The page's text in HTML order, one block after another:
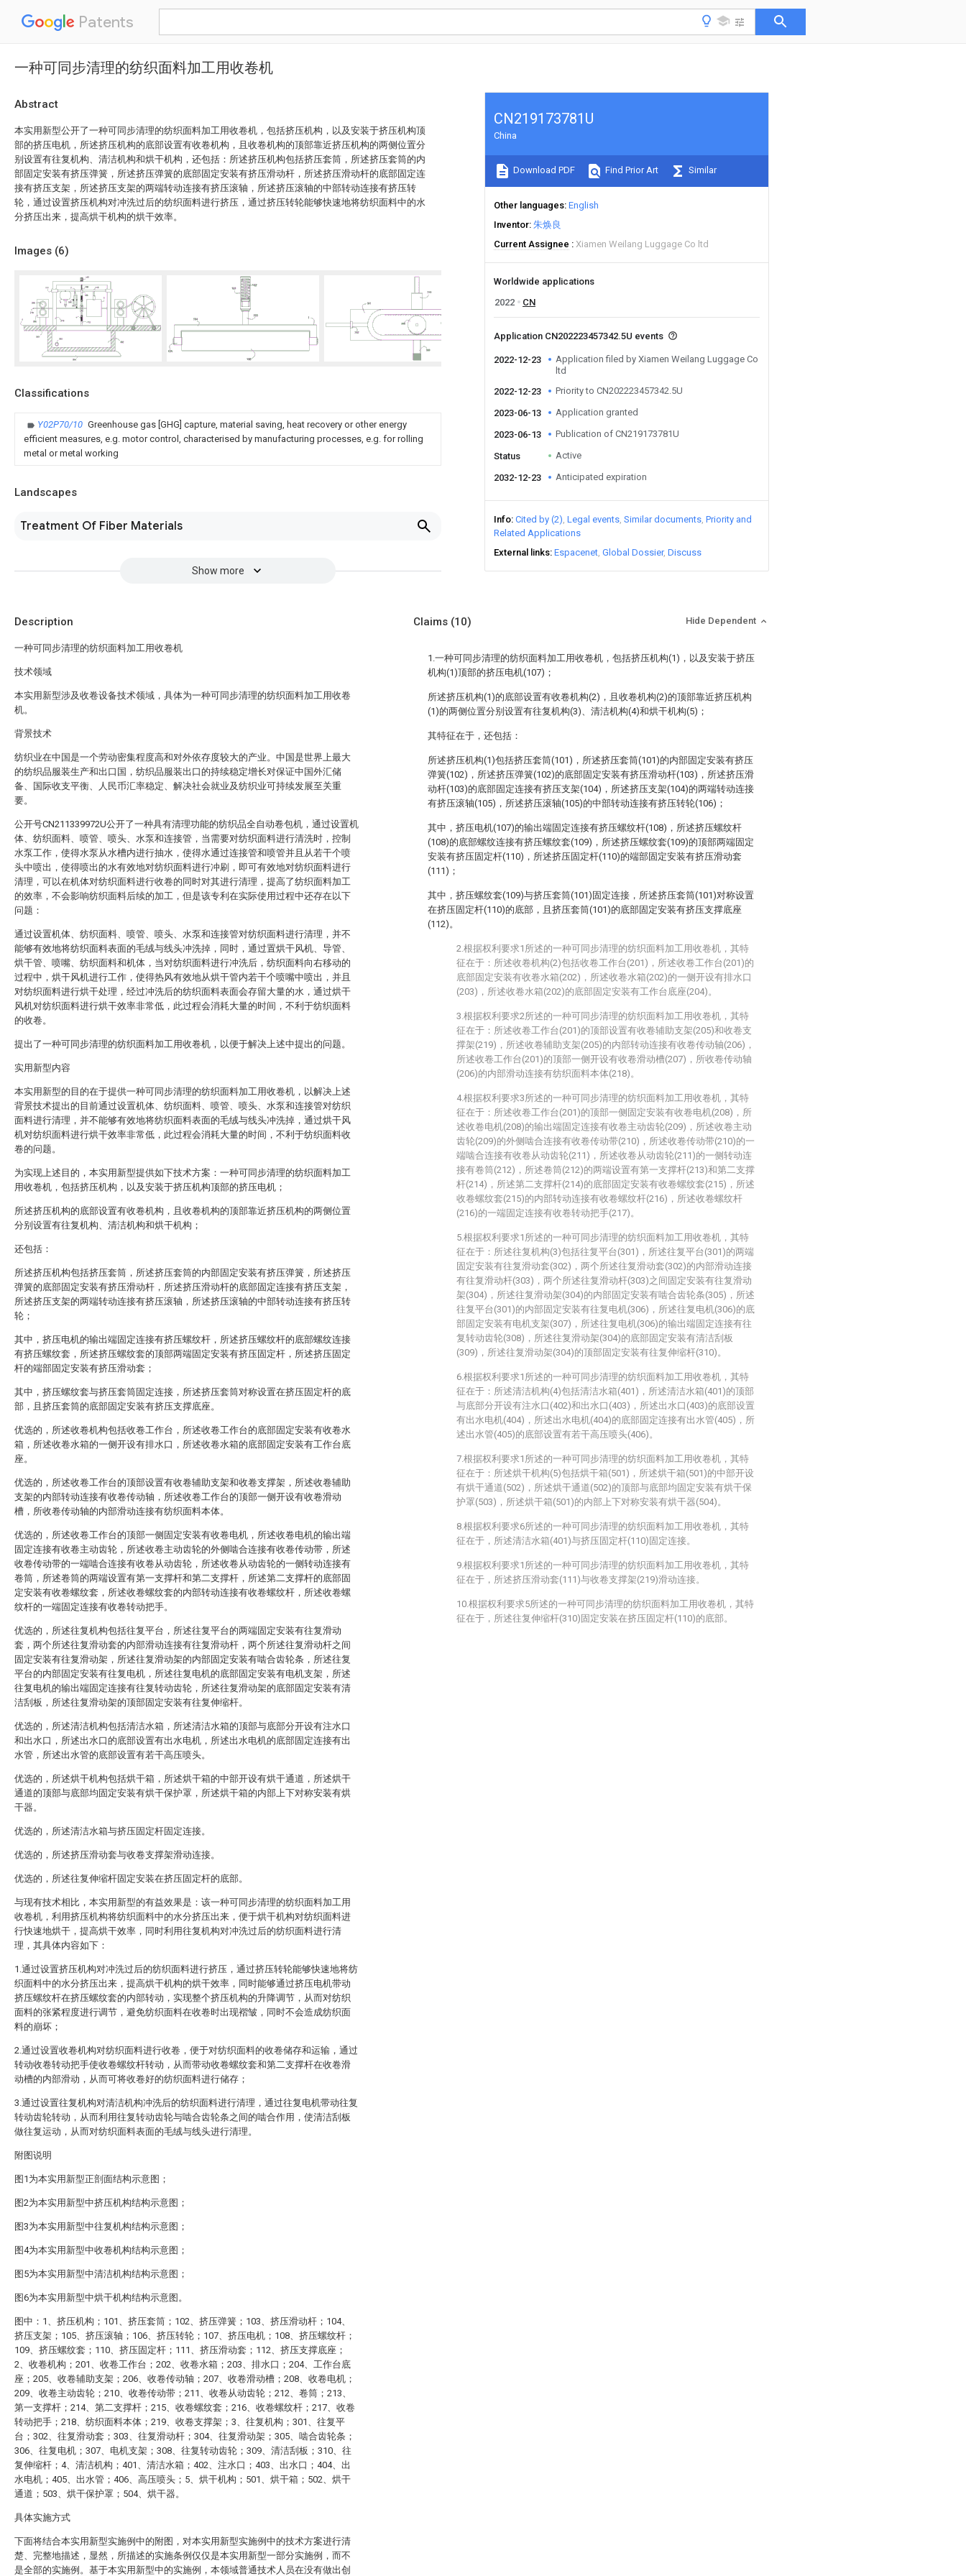
Patents
一种可同步清理的纺织面料加工用收卷机
Abstract
本实用新型公开了一种可同步清理的纺织面料加工用收卷机，包括挤压机构，以及安装于挤压机构顶
部的挤压电机，所述挤压机构的底部设置有收卷机构，且收卷机构的顶部靠近挤压机构的两侧位置分
别设置有往复机构、清洁机构和烘干机构，还包括：所述挤压机构包括挤压套筒，所述挤压套筒的内
部固定安装有挤压弹簧，所述挤压弹簧的底部固定安装有挤压滑动杆，所述挤压滑动杆的底部固定连
接有挤压支架，所述挤压支架的两端转动连接有挤压滚轴，所述挤压滚轴的中部转动连接有挤压转
轮，通过设置挤压机构对冲洗过后的纺织面料进行挤压，通过挤压转轮能够快速地将纺织面料中的水
分挤压出来，提高烘干机构的烘干效率。
Images (6)
Classifications
Y02P70/10 Greenhouse gas [GHG] capture, material saving, heat recovery or other energy
efficient measures, e.g. motor control, characterised by manufacturing processes, e.g. for rolling
metal or metal working
Landscapes
Treatment Of Fiber Materials
Show more
CN219173781U
China
Download PDF Find Prior Art Similar
Other languages English
Inventor 朱焕良
Current Assignee
Xiamen Weilang Luggage Co ltd
Worldwide applications
2022
CN
Application CN202223457342.5U events
2022-12-23
Application filed by Xiamen Weilang Luggage Co
ltd
2022-12-23
Priority to CN202223457342.5U
2023-06-13 Application granted
2023-06-13 Publication of CN219173781U
Status Active
2032-12-23 Anticipated expiration
Info Cited by (2) Legal events Similar documents Priority and
Related Applications
External links Espacenet Global Dossier Discuss
Description
一种可同步清理的纺织面料加工用收卷机
技术领域
本实用新型涉及收卷设备技术领域，具体为一种可同步清理的纺织面料加工用收卷
机。
背景技术
纺织业在中国是一个劳动密集程度高和对外依存度较大的产业。中国是世界上最大
的纺织品服装生产和出口国，纺织品服装出口的持续稳定增长对保证中国外汇储
备、国际收支平衡、人民币汇率稳定、解决社会就业及纺织业可持续发展至关重
要。
公开号CN211339972U公开了一种具有清理功能的纺织品全自动卷包机，通过设置机
体、纺织面料、喷管、喷头、水泵和连接管，当需要对纺织面料进行清洗时，控制
水泵工作，使得水泵从水槽内进行抽水，使得水通过连接管和喷管并且从若干个喷
头中喷出，使得喷出的水有效地对纺织面料进行冲刷，即可有效地对纺织面料进行
清理，可以在机体对纺织面料进行收卷的同时对其进行清理，提高了纺织面料加工
的效率，不会影响纺织面料后续的加工，但是该专利在实际使用过程中还存在以下
问题：
通过设置机体、纺织面料、喷管、喷头、水泵和连接管对纺织面料进行清理，并不
能够有效地将纺织面料表面的毛绒与线头冲洗掉，同时，通过置烘干风机、导管、
烘干管、喷嘴、纺织面料和机体，当对纺织面料进行冲洗后，纺织面料向右移动的
过程中，烘干风机进行工作，使得热风有效地从烘干管内若干个喷嘴中喷出，并且
对纺织面料进行烘干处理，经过冲洗后的纺织面料表面会存留大量的水，通过烘干
风机对纺织面料进行烘干效率非常低，此过程会消耗大量的时间，不利于纺织面料
的收卷。
提出了一种可同步清理的纺织面料加工用收卷机，以便于解决上述中提出的问题。
实用新型内容
本实用新型的目的在于提供一种可同步清理的纺织面料加工用收卷机，以解决上述
背景技术提出的目前通过设置机体、纺织面料、喷管、喷头、水泵和连接管对纺织
面料进行清理，并不能够有效地将纺织面料表面的毛绒与线头冲洗掉，通过烘干风
机对纺织面料进行烘干效率非常低，此过程会消耗大量的时间，不利于纺织面料收
卷的问题。
为实现上述目的，本实用新型提供如下技术方案：一种可同步清理的纺织面料加工
用收卷机，包括挤压机构，以及安装于挤压机构顶部的挤压电机；
所述挤压机构的底部设置有收卷机构，且收卷机构的顶部靠近挤压机构的两侧位置
分别设置有往复机构、清洁机构和烘干机构；
还包括：
所述挤压机构包括挤压套筒，所述挤压套筒的内部固定安装有挤压弹簧，所述挤压
弹簧的底部固定安装有挤压滑动杆，所述挤压滑动杆的底部固定连接有挤压支架，
所述挤压支架的两端转动连接有挤压滚轴，所述挤压滚轴的中部转动连接有挤压转
轮；
其中，挤压电机的输出端固定连接有挤压螺纹杆，所述挤压螺纹杆的底部螺纹连接
有挤压螺纹套，所述挤压螺纹套的顶部两端固定安装有挤压固定杆，所述挤压固定
杆的端部固定安装有挤压滑动套；
其中，挤压螺纹套与挤压套筒固定连接，所述挤压套筒对称设置在挤压固定杆的底
部，且挤压套筒的底部固定安装有挤压支撑底座。
优选的，所述收卷机构包括收卷工作台，所述收卷工作台的底部固定安装有收卷水
箱，所述收卷水箱的一侧开设有排水口，所述收卷水箱的底部固定安装有工作台底
座。
优选的，所述收卷工作台的顶部设置有收卷辅助支架和收卷支撑架，所述收卷辅助
支架的内部转动连接有收卷传动轴，所述收卷工作台的顶部一侧开设有收卷滑动
槽，所收卷传动轴的内部滑动连接有纺织面料本体。
优选的，所述收卷工作台的顶部一侧固定安装有收卷电机，所述收卷电机的输出端
固定连接有收卷主动齿轮，所述收卷主动齿轮的外侧啮合连接有收卷传动带，所述
收卷传动带的一端啮合连接有收卷从动齿轮，所述收卷从动齿轮的一侧转动连接有
卷筒，所述卷筒的两端设置有第一支撑杆和第二支撑杆，所述第二支撑杆的底部固
定安装有收卷螺纹套，所述收卷螺纹套的内部转动连接有收卷螺纹杆，所述收卷螺
纹杆的一端固定连接有收卷转动把手。
优选的，所述往复机构包括往复平台，所述往复平台的两端固定安装有往复滑动
套，两个所述往复滑动套的内部滑动连接有往复滑动杆，两个所述往复滑动杆之间
固定安装有往复滑动架，所述往复滑动架的内部固定安装有啮合齿轮条，所述往复
平台的内部固定安装有往复电机，所述往复电机的底部固定安装有电机支架，所述
往复电机的输出端固定连接有往复转动齿轮，所述往复滑动架的底部固定安装有清
洁刮板，所述往复滑动架的顶部固定安装有往复伸缩杆。
优选的，所述清洁机构包括清洁水箱，所述清洁水箱的顶部与底部分开设有注水口
和出水口，所述出水口的底部设置有出水电机，所述出水电机的底部固定连接有出
水管，所述出水管的底部设置有若干高压喷头。
优选的，所述烘干机构包括烘干箱，所述烘干箱的中部开设有烘干通道，所述烘干
通道的顶部与底部均固定安装有烘干保护罩，所述烘干箱的内部上下对称安装有烘
干器。
优选的，所述清洁水箱与挤压固定杆固定连接。
优选的，所述挤压滑动套与收卷支撑架滑动连接。
优选的，所述往复伸缩杆固定安装在挤压固定杆的底部。
与现有技术相比，本实用新型的有益效果是：该一种可同步清理的纺织面料加工用
收卷机，利用挤压机构将纺织面料中的水分挤压出来，便于烘干机构对纺织面料进
行快速地烘干，提高烘干效率，同时利用往复机构对冲洗过后的纺织面料进行清
理，其具体内容如下：
1.通过设置挤压机构对冲洗过后的纺织面料进行挤压，通过挤压转轮能够快速地将纺
织面料中的水分挤压出来，提高烘干机构的烘干效率，同时能够通过挤压电机带动
挤压螺纹杆在挤压螺纹套的内部转动，实现整个挤压机构的升降调节，从而对纺织
面料的张紧程度进行调节，避免纺织面料在收卷时出现褶皱，同时不会造成纺织面
料的崩坏；
2.通过设置收卷机构对纺织面料进行收卷，便于对纺织面料的收卷储存和运输，通过
转动收卷转动把手使收卷螺纹杆转动，从而带动收卷螺纹套和第二支撑杆在收卷滑
动槽的内部滑动，从而可将收卷好的纺织面料进行储存；
3.通过设置往复机构对清洁机构冲洗后的纺织面料进行清理，通过往复电机带动往复
转动齿轮转动，从而利用往复转动齿轮与啮合齿轮条之间的啮合作用，使清洁刮板
做往复运动，从而对纺织面料表面的毛绒与线头进行清理。
附图说明
图1为本实用新型正剖面结构示意图；
图2为本实用新型中挤压机构结构示意图；
图3为本实用新型中往复机构结构示意图；
图4为本实用新型中收卷机构结构示意图；
图5为本实用新型中清洁机构结构示意图；
图6为本实用新型中烘干机构结构示意图。
图中：1、挤压机构；101、挤压套筒；102、挤压弹簧；103、挤压滑动杆；104、
挤压支架；105、挤压滚轴；106、挤压转轮；107、挤压电机；108、挤压螺纹杆；
109、挤压螺纹套；110、挤压固定杆；111、挤压滑动套；112、挤压支撑底座；
2、收卷机构；201、收卷工作台；202、收卷水箱；203、排水口；204、工作台底
座；205、收卷辅助支架；206、收卷传动轴；207、收卷滑动槽；208、收卷电机；
209、收卷主动齿轮；210、收卷传动带；211、收卷从动齿轮；212、卷筒；213、
第一支撑杆；214、第二支撑杆；215、收卷螺纹套；216、收卷螺纹杆；217、收卷
转动把手；218、纺织面料本体；219、收卷支撑架；3、往复机构；301、往复平
台；302、往复滑动套；303、往复滑动杆；304、往复滑动架；305、啮合齿轮条；
306、往复电机；307、电机支架；308、往复转动齿轮；309、清洁刮板；310、往
复伸缩杆；4、清洁机构；401、清洁水箱；402、注水口；403、出水口；404、出
水电机；405、出水管；406、高压喷头；5、烘干机构；501、烘干箱；502、烘干
通道；503、烘干保护罩；504、烘干器。
具体实施方式
下面将结合本实用新型实施例中的附图，对本实用新型实施例中的技术方案进行清
楚、完整地描述，显然，所描述的实施条例仅仅是本实用新型一部分实施例，而不
是全部的实施例。基于本实用新型中的实施例，本领域普通技术人员在没有做出创
Claims (10) Hide Dependent
1.一种可同步清理的纺织面料加工用收卷机，包括挤压机构(1)，以及安装于挤压
机构(1)顶部的挤压电机(107)；
所述挤压机构(1)的底部设置有收卷机构(2)，且收卷机构(2)的顶部靠近挤压机构
(1)的两侧位置分别设置有往复机构(3)、清洁机构(4)和烘干机构(5)；
其特征在于，还包括：
所述挤压机构(1)包括挤压套筒(101)，所述挤压套筒(101)的内部固定安装有挤压
弹簧(102)，所述挤压弹簧(102)的底部固定安装有挤压滑动杆(103)，所述挤压滑
动杆(103)的底部固定连接有挤压支架(104)，所述挤压支架(104)的两端转动连接
有挤压滚轴(105)，所述挤压滚轴(105)的中部转动连接有挤压转轮(106)；
其中，挤压电机(107)的输出端固定连接有挤压螺纹杆(108)，所述挤压螺纹杆
(108)的底部螺纹连接有挤压螺纹套(109)，所述挤压螺纹套(109)的顶部两端固定
安装有挤压固定杆(110)，所述挤压固定杆(110)的端部固定安装有挤压滑动套
(111)；
其中，挤压螺纹套(109)与挤压套筒(101)固定连接，所述挤压套筒(101)对称设置
在挤压固定杆(110)的底部，且挤压套筒(101)的底部固定安装有挤压支撑底座
(112)。
2.根据权利要求1所述的一种可同步清理的纺织面料加工用收卷机，其特
征在于：所述收卷机构(2)包括收卷工作台(201)，所述收卷工作台(201)的
底部固定安装有收卷水箱(202)，所述收卷水箱(202)的一侧开设有排水口
(203)，所述收卷水箱(202)的底部固定安装有工作台底座(204)。
3.根据权利要求2所述的一种可同步清理的纺织面料加工用收卷机，其特
征在于：所述收卷工作台(201)的顶部设置有收卷辅助支架(205)和收卷支
撑架(219)，所述收卷辅助支架(205)的内部转动连接有收卷传动轴(206)，
所述收卷工作台(201)的顶部一侧开设有收卷滑动槽(207)，所收卷传动轴
(206)的内部滑动连接有纺织面料本体(218)。
4.根据权利要求3所述的一种可同步清理的纺织面料加工用收卷机，其特
征在于：所述收卷工作台(201)的顶部一侧固定安装有收卷电机(208)，所
述收卷电机(208)的输出端固定连接有收卷主动齿轮(209)，所述收卷主动
齿轮(209)的外侧啮合连接有收卷传动带(210)，所述收卷传动带(210)的一
端啮合连接有收卷从动齿轮(211)，所述收卷从动齿轮(211)的一侧转动连
接有卷筒(212)，所述卷筒(212)的两端设置有第一支撑杆(213)和第二支撑
杆(214)，所述第二支撑杆(214)的底部固定安装有收卷螺纹套(215)，所述
收卷螺纹套(215)的内部转动连接有收卷螺纹杆(216)，所述收卷螺纹杆
(216)的一端固定连接有收卷转动把手(217)。
5.根据权利要求1所述的一种可同步清理的纺织面料加工用收卷机，其特
征在于：所述往复机构(3)包括往复平台(301)，所述往复平台(301)的两端
固定安装有往复滑动套(302)，两个所述往复滑动套(302)的内部滑动连接
有往复滑动杆(303)，两个所述往复滑动杆(303)之间固定安装有往复滑动
架(304)，所述往复滑动架(304)的内部固定安装有啮合齿轮条(305)，所述
往复平台(301)的内部固定安装有往复电机(306)，所述往复电机(306)的底
部固定安装有电机支架(307)，所述往复电机(306)的输出端固定连接有往
复转动齿轮(308)，所述往复滑动架(304)的底部固定安装有清洁刮板
(309)，所述往复滑动架(304)的顶部固定安装有往复伸缩杆(310)。
6.根据权利要求1所述的一种可同步清理的纺织面料加工用收卷机，其特
征在于：所述清洁机构(4)包括清洁水箱(401)，所述清洁水箱(401)的顶部
与底部分开设有注水口(402)和出水口(403)，所述出水口(403)的底部设置
有出水电机(404)，所述出水电机(404)的底部固定连接有出水管(405)，所
述出水管(405)的底部设置有若干高压喷头(406)。
7.根据权利要求1所述的一种可同步清理的纺织面料加工用收卷机，其特
征在于：所述烘干机构(5)包括烘干箱(501)，所述烘干箱(501)的中部开设
有烘干通道(502)，所述烘干通道(502)的顶部与底部均固定安装有烘干保
护罩(503)，所述烘干箱(501)的内部上下对称安装有烘干器(504)。
8.根据权利要求6所述的一种可同步清理的纺织面料加工用收卷机，其特
征在于，所述清洁水箱(401)与挤压固定杆(110)固定连接。
9.根据权利要求1所述的一种可同步清理的纺织面料加工用收卷机，其特
征在于，所述挤压滑动套(111)与收卷支撑架(219)滑动连接。
10.根据权利要求5所述的一种可同步清理的纺织面料加工用收卷机，其特
征在于，所述往复伸缩杆(310)固定安装在挤压固定杆(110)的底部。